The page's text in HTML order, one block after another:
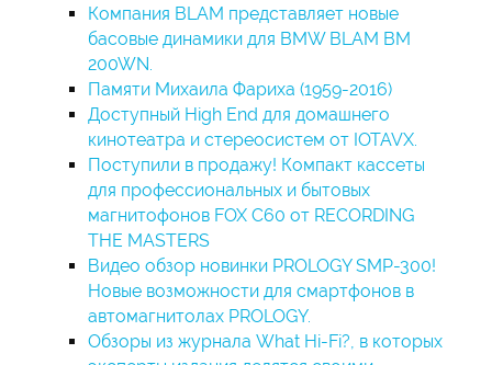
Компания BLAM представляет новые
басовые динамики для BMW BLAM BM
200WN.
Памяти Михаила Фариха (1959-2016)
Доступный High End для домашнего
кинотеатра и стереосистем от IOTAVX.
Поступили в продажу! Компакт кассеты
для профессиональных и бытовых
магнитофонов FOX C60 от RECORDING
THE MASTERS
Видео обзор новинки PROLOGY SMP-300!
Новые возможности для смартфонов в
автомагнитолах PROLOGY.
Обзоры из журнала What Hi-Fi?, в которых